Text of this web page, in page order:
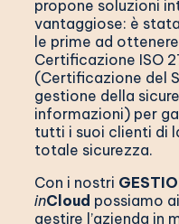
propone soluzioni
vantaggiose: è
le prime ad
Certificazione ISO
(Certificazione del
gestione della
informazioni) per
tutti i suoi clienti di
totale sicurezza.
Con i nostri
inCloud possiamo
gestire l’azienda in